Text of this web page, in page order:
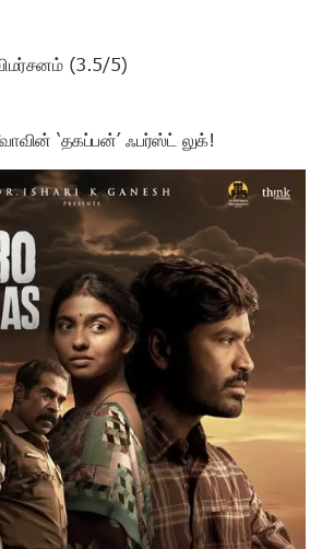
(3.5/5)
‘தகப்பன்’ ஃபர்ஸ்ட் லுக்!